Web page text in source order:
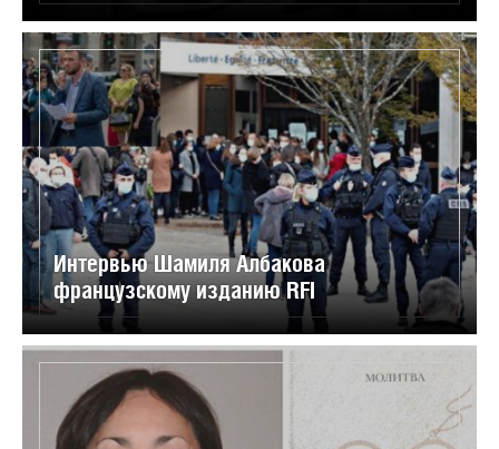
Интервью Шамиля Албакова
французскому изданию RFI